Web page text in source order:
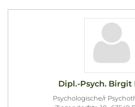
Dipl.-Psych. Birgit
Psychologische/r